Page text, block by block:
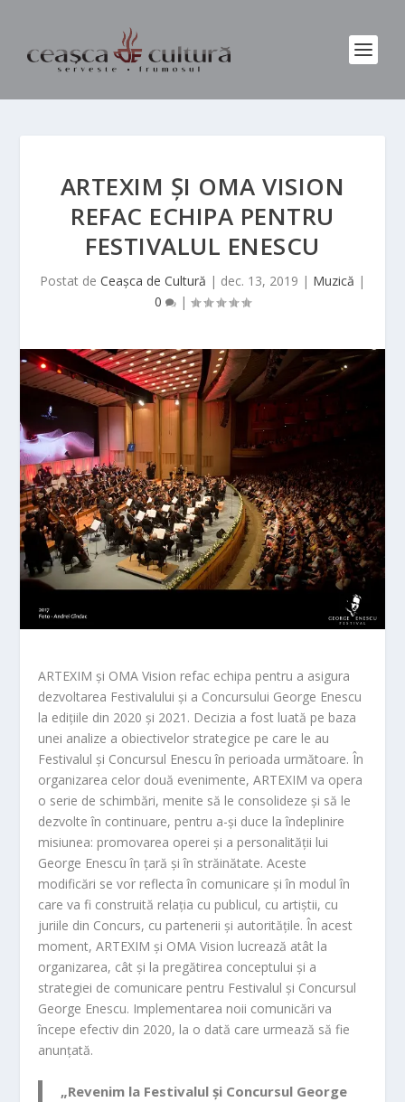
ARTEXIM ȘI OMA VISION
REFAC ECHIPA PENTRU
FESTIVALUL ENESCU
Postat de Ceașca de Cultură | dec. 13, 2019 | Muzică |
0
|
ARTEXIM și OMA Vision refac echipa pentru a asigura
dezvoltarea Festivalului și a Concursului George Enescu
la edițiile din 2020 și 2021. Decizia a fost luată pe baza
unei analize a obiectivelor strategice pe care le au
Festivalul și Concursul Enescu în perioada următoare. În
organizarea celor două evenimente, ARTEXIM va opera
o serie de schimbări, menite să le consolideze și să le
dezvolte în continuare, pentru a-și duce la îndeplinire
misiunea: promovarea operei și a personalității lui
George Enescu în țară și în străinătate. Aceste
modificări se vor reflecta în comunicare și în modul în
care va fi construită relația cu publicul, cu artiștii, cu
juriile din Concurs, cu partenerii și autoritățile. În acest
moment, ARTEXIM și OMA Vision lucrează atât la
organizarea, cât și la pregătirea conceptului și a
strategiei de comunicare pentru Festivalul și Concursul
George Enescu. Implementarea noii comunicări va
începe efectiv din 2020, la o dată care urmează să fie
anunțată.
„Revenim la Festivalul și Concursul George